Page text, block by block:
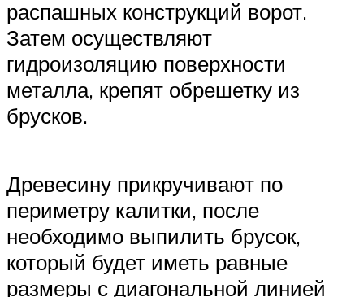
распашных конструкций ворот.
Затем осуществляют
гидроизоляцию поверхности
металла, крепят обрешетку из
брусков.
Древесину прикручивают по
периметру калитки, после
необходимо выпилить брусок,
который будет иметь равные
размеры с диагональной линией